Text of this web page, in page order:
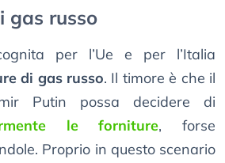
gas russo
per l’Ue e per l’Italia
di gas russo. Il timore è che il
Putin possa decidere di
le forniture, forse
Proprio in questo scenario